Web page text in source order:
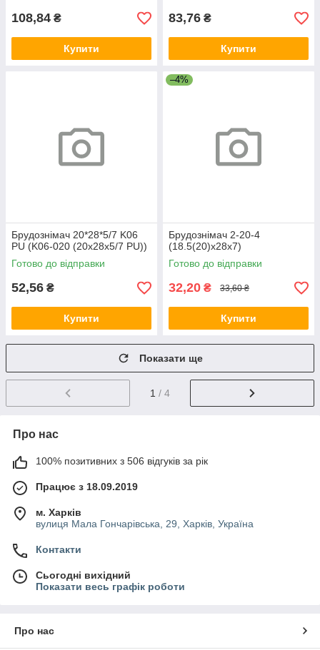
108,84 ₴
Купити
83,76 ₴
Купити
Брудознімач 20*28*5/7 K06
PU (K06-020 (20х28х5/7 PU))
Готово до відправки
52,56 ₴
Купити
–4%
Брудознімач 2-20-4
(18.5(20)х28х7)
Готово до відправки
32,20 ₴ 33,60 ₴
Купити
Показати ще
1 / 4
Про нас
100% позитивних з 506 відгуків за рік
Працює з 18.09.2019
м. Харків
вулиця Мала Гончарівська, 29, Харків, Україна
Контакти
Сьогодні вихідний
Показати весь графік роботи
Про нас